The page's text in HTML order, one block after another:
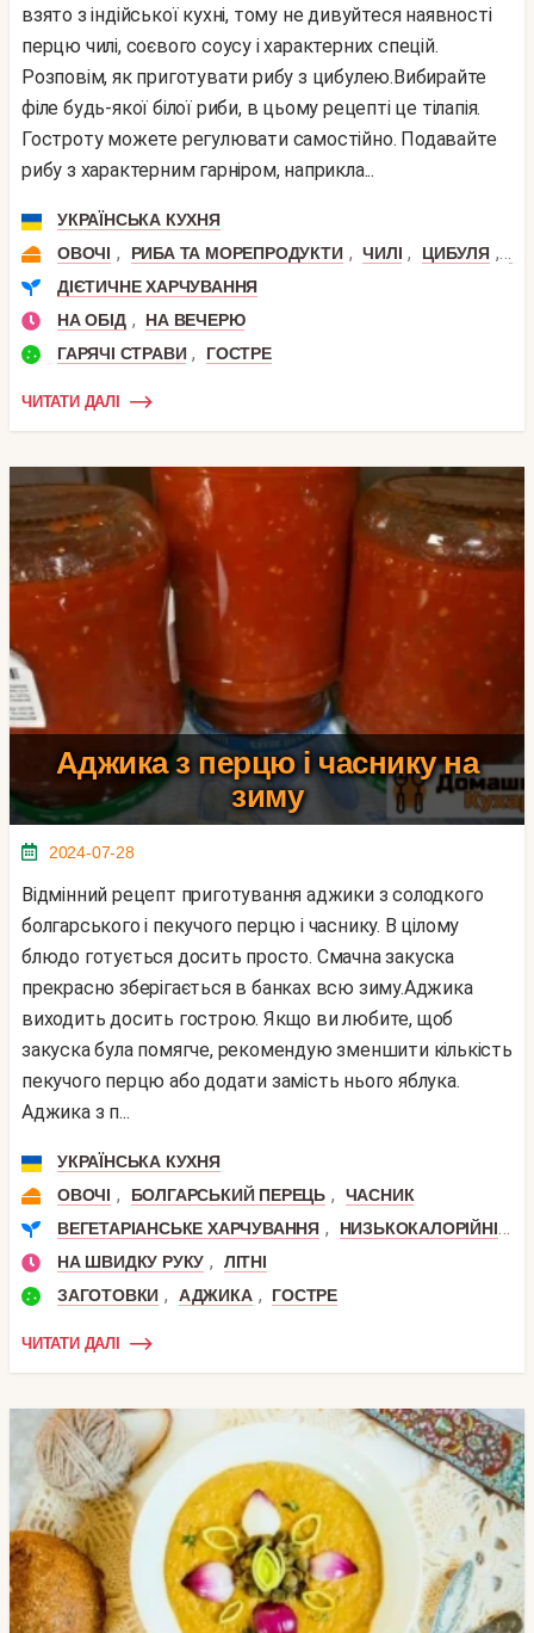
взято з індійської кухні, тому не дивуйтеся наявності
перцю чилі, соєвого соусу і характерних спецій.
Розповім, як приготувати рибу з цибулею.Вибирайте
філе будь-якої білої риби, в цьому рецепті це тілапія.
Гостроту можете регулювати самостійно. Подавайте
рибу з характерним гарніром, наприкла...
УКРАЇНСЬКА КУХНЯ
ОВОЧІ , РИБА ТА МОРЕПРОДУКТИ , ЧИЛІ , ЦИБУЛЯ ,
ДІЄТИЧНЕ ХАРЧУВАННЯ
НА ОБІД ,
НА ВЕЧЕРЮ
ГАРЯЧІ СТРАВИ , ГОСТРЕ
ЧИТАТИ ДАЛІ
Аджика з перцю і часнику на
зиму
2024-07-28
Відмінний рецепт приготування аджики з солодкого
болгарського і пекучого перцю і часнику. В цілому
блюдо готується досить просто. Смачна закуска
прекрасно зберігається в банках всю зиму.Аджика
виходить досить гострою. Якщо ви любите, щоб
закуска була помягче, рекомендую зменшити кількість
пекучого перцю або додати замість нього яблука.
Аджика з п...
УКРАЇНСЬКА КУХНЯ
ОВОЧІ , БОЛГАРСЬКИЙ ПЕРЕЦЬ ,
ЧАСНИК
ВЕГЕТАРІАНСЬКЕ ХАРЧУВАННЯ , НИЗЬКОКАЛОРІЙНІ
НА ШВИДКУ РУКУ ,
ЛІТНІ
ЗАГОТОВКИ , АДЖИКА , ГОСТРЕ
ЧИТАТИ ДАЛІ